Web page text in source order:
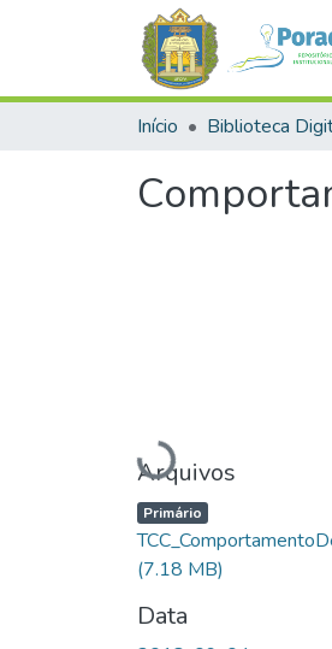
Início
Carregando...
Arquivos
Primário
(7.18 MB)
Data